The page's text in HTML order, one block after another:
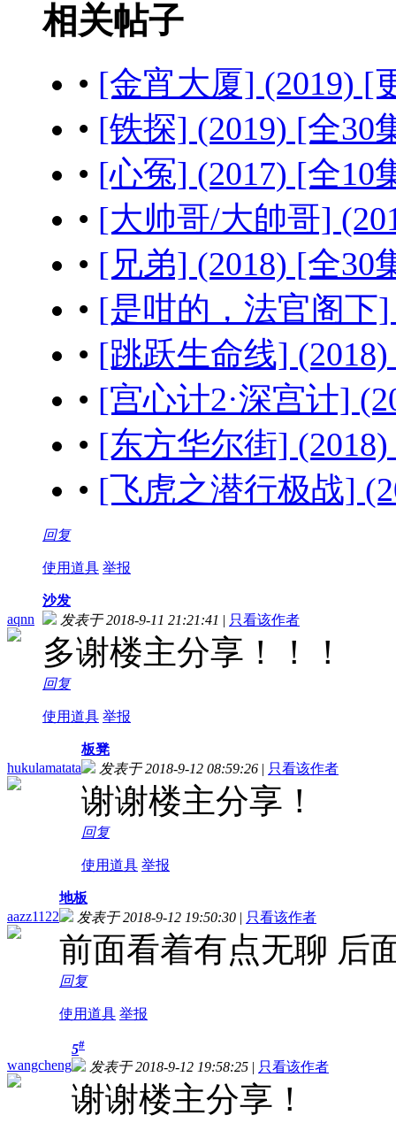
相关帖子
• [金宵大厦] (2019) [
• [铁探] (2019) [全30
• [心冤] (2017) [全10
• [大帅哥/大帥哥]
• [兄弟] (2018) [全30
• [是咁的，法官阁下
• [跳跃生命线]
• [宫心计2·深宫计]
• [东方华尔街]
• [飞虎之潜行极战]
回复
使用道具 举报
aqnn
沙发
发表于 2018-9-11 21:21:41 | 只看该作者
多谢楼主分享！！！
回复
使用道具 举报
hukulamatata
板凳
发表于 2018-9-12 08:59:26 | 只看该作者
谢谢楼主分享！
回复
使用道具 举报
aazz1122
地板
发表于 2018-9-12 19:50:30 | 只看该作者
前面看着有点无聊 后
回复
使用道具 举报
wangcheng
5#
发表于 2018-9-12 19:58:25 | 只看该作者
谢谢楼主分享！